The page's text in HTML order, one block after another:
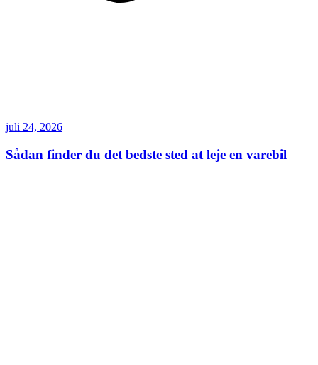
juli 24, 2026
Sådan finder du det bedste sted at leje en varebil